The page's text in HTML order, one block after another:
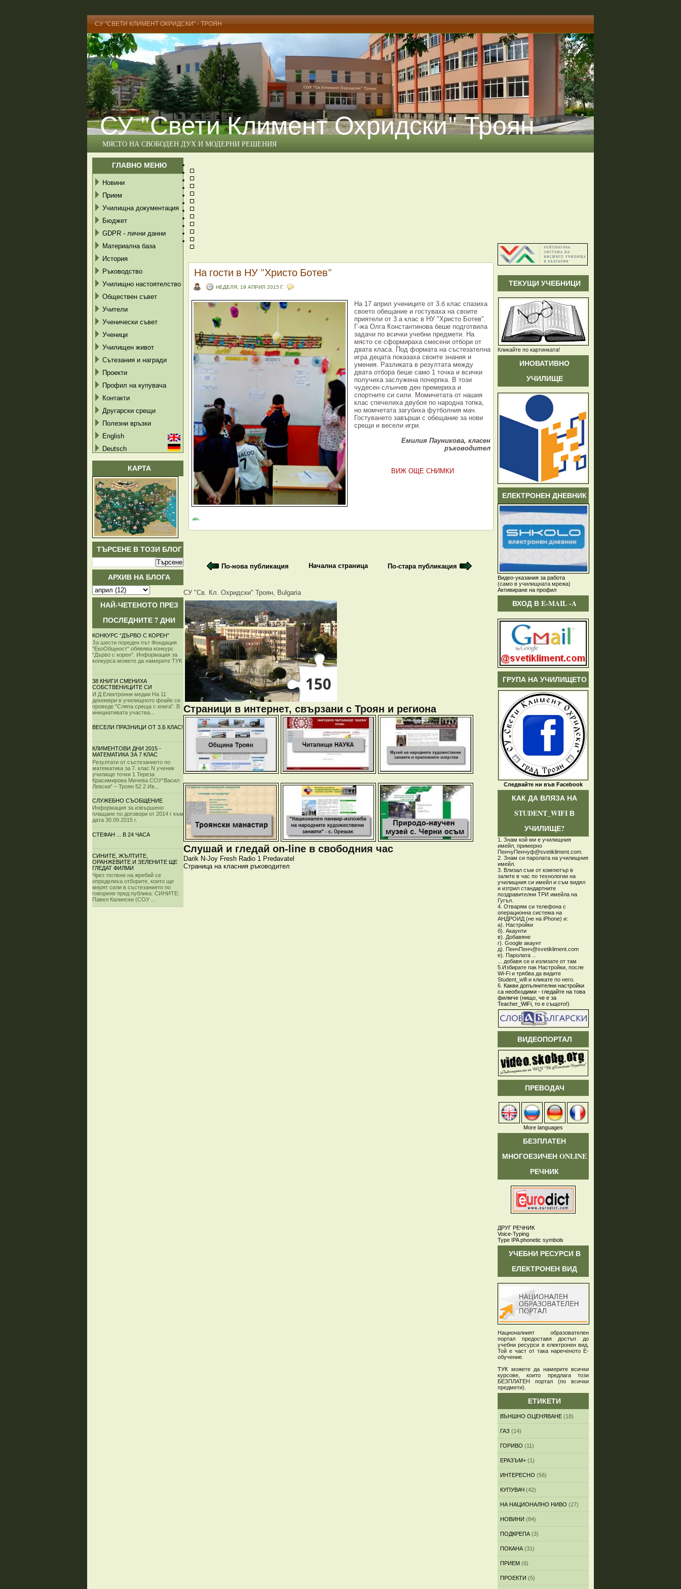
СУ "СВЕТИ КЛИМЕНТ ОХРИДСКИ" - ТРОЯН
СУ "Свети Климент Охридски" Троян
МЯСТО НА СВОБОДЕН ДУХ И МОДЕРНИ РЕШЕНИЯ
ГЛАВНО МЕНЮ
Новини
Прием
Училищна документация
Бюджет
GDPR - лични данни
Материална база
История
Ръководство
Училищно настоятелство
Обществен съвет
Учители
Ученически съвет
Ученици
Училищен живот
Сътезания и награди
Проекти
Профил на купувача
Контакти
Другарски срещи
Полезни връзки
English
Deutsch
КАРТА
ТЪРСЕНЕ В ТОЗИ БЛОГ
АРХИВ НА БЛОГА
НАЙ-ЧЕТЕНОТО ПРЕЗ
ПОСЛЕДНИТЕ 7 ДНИ
КОНКУРС “ДЪРВО С КОРЕН”
За шести пореден път Фондация
“ЕкоОбщност” обявява конкурс
“Дърво с корен”. Информация за
конкурса можете да намерите ТУК
38 КНИГИ СМЕНИХА
СОБСТВЕНИЦИТЕ СИ
И Д Електронни медии На 11
декември в училищното фоайе се
проведе "Сляпа среща с книга". В
инициативата участва...
ВЕСЕЛИ ПРАЗНИЦИ ОТ 3.Б КЛАС!
КЛИМЕНТОВИ ДНИ 2015 -
МАТЕМАТИКА ЗА 7 КЛАС
Резултати от състезанието по
математика за 7. клас N ученик
училище точки 1 Тереза
Красимирова Мичева СОУ“Васил
Левски“ – Троян 52 2 Ив...
СЛУЖЕБНО СЪОБЩЕНИЕ
Информация за извършено
плащане по договори от 2014 г към
дата 30.09.2015 г.
СТЕФАН ... В 24 ЧАСА
СИНИТЕ, ЖЪЛТИТЕ,
ОРАНЖЕВИТЕ И ЗЕЛЕНИТЕ ЩЕ
ГЛЕДАТ ФИЛМИ
Чрез теглене на жребий се
определиха отборите, които ще
мерят сили в състезанието по
говорене пред публика. СИНИТЕ:
Павел Калински (СОУ ...
На гости в НУ "Христо Ботев"
НЕДЕЛЯ, 19 АПРИЛ 2015 Г.
На 17 април учениците от 3.б клас спазиха
своето обещание и гостуваха на своите
приятели от 3.а клас в НУ "Христо Ботев".
Г-жа Олга Константинова беше подготвила
задачи по всички учебни предмети. На
място се сформираха смесени отбори от
двата класа. Под формата на състезателна
игра децата показаха своите знания и
умения. Разликата в резултата между
двата отбора беше само 1 точка и всички
получиха заслужена почерпка. В този
чудесен слънчев ден премериха и
спортните си сили. Момичетата от нашия
клас спечелиха двубоя по народна топка,
но момчетата загубиха футболния мач.
Гостуването завърши с обещание за нови
срещи и весели игри.
Емилия Пауникова, класен
ръководител
ВИЖ ОЩЕ СНИМКИ
По-нова публикация По-стара публикация
Начална страница
СУ "Св. Кл. Охридски" Троян, Bulgaria
Страници в интернет, свързани с Троян и региона
Слушай и гледай on-line в свободния час
Darik N-Joy Fresh Radio 1 Predavatel
Страница на класния ръководител
ТЕКУЩИ УЧЕБНИЦИ
Кликайте по картинката!
ИНОВАТИВНО
УЧИЛИЩЕ
ЕЛЕКТРОНЕН ДНЕВНИК
Видео-указания за работа
(само в училищната мрежа)
Активиране на профил
ВХОД В E-MAIL -A
ГРУПА НА УЧИЛИЩЕТО
Следвайте ни във Facebook
КАК ДА ВЛЯЗА НА
STUDENT_WIFI В
УЧИЛИЩЕ?
1. Знам кой ми е училищния
имейл, примерно
ПенчуПенчуф@svetikliment.com.
2. Знам си паролата на училищния
имейл.
3. Влизал съм от компютър в
залите в час по технологии на
училищния си имейл и съм видял
и изтрил стандартните
поздравителни ТРИ имейла на
Гугъл.
4. Отварям си телефона с
операционна система на
АНДРОИД (не на iPhone) и:
а). Настройки
б). Акаунти
в). Добавяне
г). Google акаунт
д). ПенчПенч@svetikliment.com
е). Паролата ...
... добавя се и излизате от там
5.Избирате пак Настройки, после
Wi-Fi и трябва да видите
Student_wifi и кликате по него.
6. Какви допълнителни настройки
са необходими - гледайте на това
филмче (нищо, че е за
Teacher_WiFi, то е същото!)
ВИДЕОПОРТАЛ
ПРЕВОДАЧ
More languages
БЕЗПЛАТЕН
МНОГОЕЗИЧЕН ONLINE
РЕЧНИК
ДРУГ РЕЧНИК
Voice-Typing
Type IPA phonetic symbols
УЧЕБНИ РЕСУРСИ В
ЕЛЕКТРОНЕН ВИД
Националният образователен
портал предоставя достъп до
учебни ресурси в електронен вид.
Той е част от така нареченото Е-
обучение.
ТУКможете да намерите всички
курсове, които предлага този
БЕЗПЛАТЕН портал (по всички
предмети).
ЕТИКЕТИ
ВЪНШНО ОЦЕНЯВАНЕ (18)
ГАЗ (14)
ГОРИВО (11)
ЕРАЗЪМ+ (1)
ИНТЕРЕСНО (56)
КУПУВАЧ (42)
НА НАЦИОНАЛНО НИВО (27)
НОВИНИ (84)
ПОДКРЕПА (3)
ПОКАНА (31)
ПРИЕМ (6)
ПРОЕКТИ (5)